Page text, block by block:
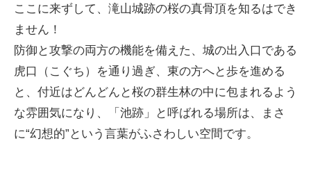
ここに来ずして、滝山城跡の桜の真骨頂を知るはでき
ません！
防御と攻撃の両方の機能を備えた、城の出入口である
虎口（こぐち）を通り過ぎ、東の方へと歩を進める
と、付近はどんどんと桜の群生林の中に包まれるよう
な雰囲気になり、「池跡」と呼ばれる場所は、まさ
に“幻想的”という言葉がふさわしい空間です。